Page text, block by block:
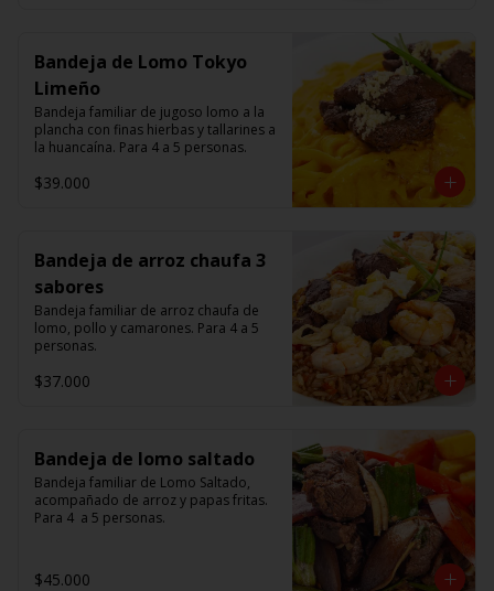
Bandeja de Lomo Tokyo
Limeño
Bandeja familiar de jugoso lomo a la
plancha con finas hierbas y tallarines a
la huancaína. Para 4 a 5 personas.
$39.000
Bandeja de arroz chaufa 3
sabores
Bandeja familiar de arroz chaufa de
lomo, pollo y camarones. Para 4 a 5
personas.
$37.000
Bandeja de lomo saltado
Bandeja familiar de Lomo Saltado,
acompañado de arroz y papas fritas.
Para 4  a 5 personas.
$45.000